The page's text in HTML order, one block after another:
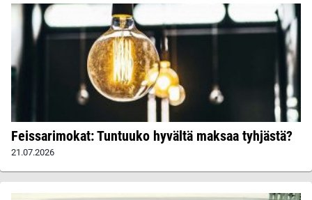
Feissarimokat: Tuntuuko hyvältä maksaa tyhjästä?
21.07.2026